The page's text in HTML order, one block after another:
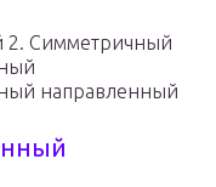
2. Симметричный
направленный